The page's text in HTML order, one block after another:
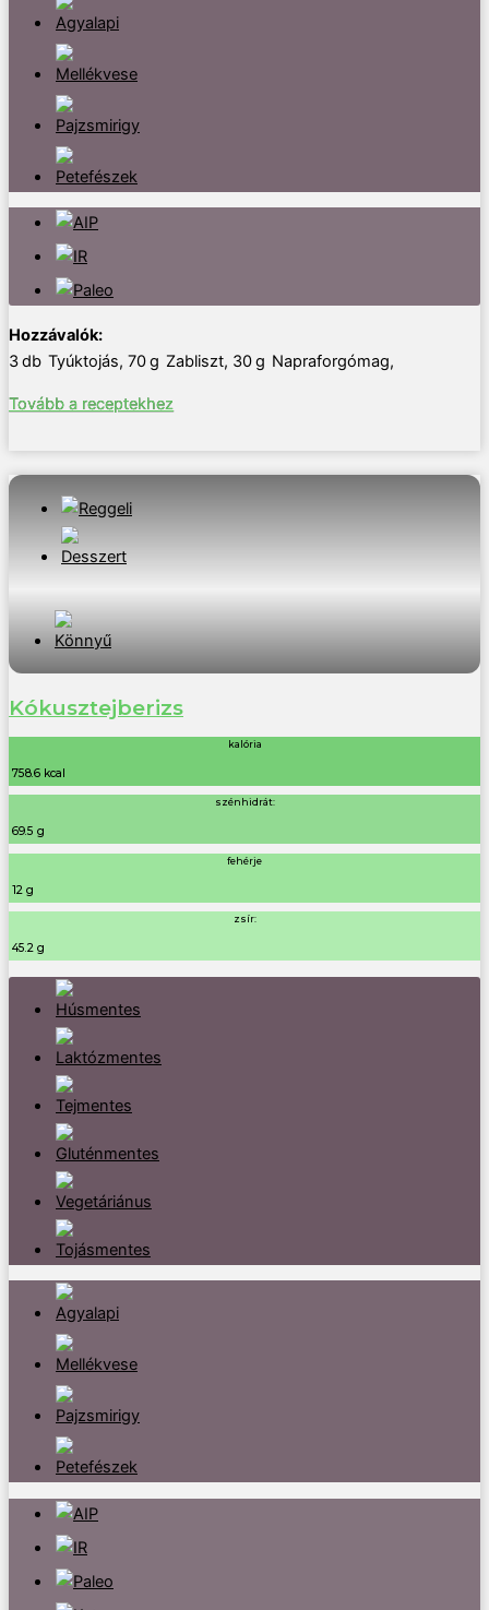
3db Tyúktojás, 70g Zabliszt, 30g Napraforgómag,
Tovább a receptekhez
Kókusztejberizs
kalória
758.6 kcal
szénhidrát:
69.5 g
fehérje
12 g
zsír:
45.2 g